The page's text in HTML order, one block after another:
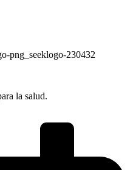
la salud.